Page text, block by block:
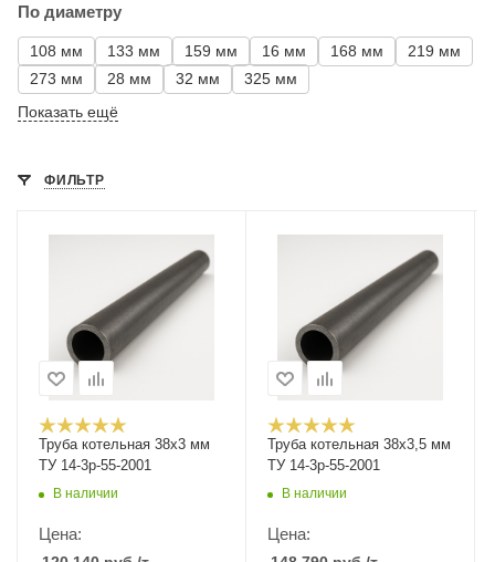
По диаметру
108 мм 133 мм 159 мм 16 мм 168 мм
219 мм
273 мм
28 мм 32 мм
325 мм
Показать ещё
ФИЛЬТР
Труба котельная 38х3 мм
ТУ 14-3р-55-2001
В наличии
Цена:
Труба котельная 38х3,5 мм
ТУ 14-3р-55-2001
В наличии
Цена: